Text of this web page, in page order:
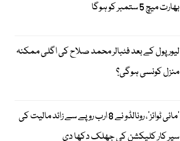
بھارت میچ 5 ستمبر کو ہوگا
لیور پول کے بعد فٹبالر محمد صلاح کی اگلی ممکنہ
منزل کونسی ہوگی؟
’مائی ٹوائز‘، رونالڈو نے 8 ارب روپے سے زائد مالیت کی
سپر کار کلیکشن کی جھلک دکھا دی